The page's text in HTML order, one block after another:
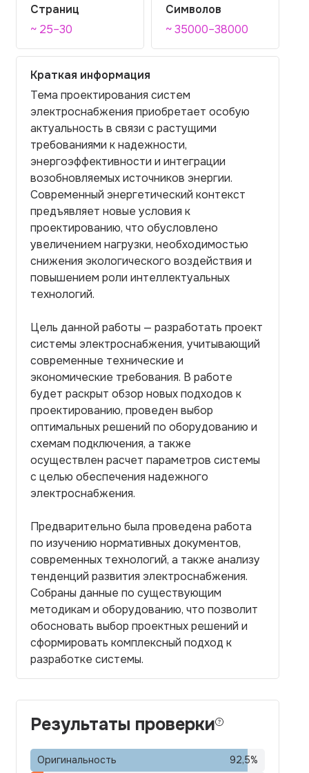
Страниц
~ 25–30
Символов
~ 35000–38000
Краткая информация
Тема проектирования систем
электроснабжения приобретает особую
актуальность в связи с растущими
требованиями к надежности,
энергоэффективности и интеграции
возобновляемых источников энергии.
Современный энергетический контекст
предъявляет новые условия к
проектированию, что обусловлено
увеличением нагрузки, необходимостью
снижения экологического воздействия и
повышением роли интеллектуальных
технологий.
Цель данной работы — разработать проект
системы электроснабжения, учитывающий
современные технические и
экономические требования. В работе
будет раскрыт обзор новых подходов к
проектированию, проведен выбор
оптимальных решений по оборудованию и
схемам подключения, а также
осуществлен расчет параметров системы
с целью обеспечения надежного
электроснабжения.
Предварительно была проведена работа
по изучению нормативных документов,
современных технологий, а также анализу
тенденций развития электроснабжения.
Собраны данные по существующим
методикам и оборудованию, что позволит
обосновать выбор проектных решений и
сформировать комплексный подход к
разработке системы.
Результаты проверки
Оригинальность 92,5%